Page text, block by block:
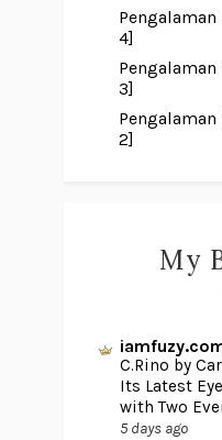
Pengalaman
4]
Pengalaman
3]
Pengalaman
2]
My
C.Rino by
Its Latest
with Two
5 days ago